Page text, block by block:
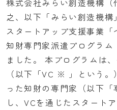
株式会社みらい創造機構
之、以下「みらい創造機
スタートアップ支援事業
知財専門家派遣プログラ
ました。 本プログラムは
（以下「VC ※ 」という
った知財の専門家（以下
し、VCを通じたスタート